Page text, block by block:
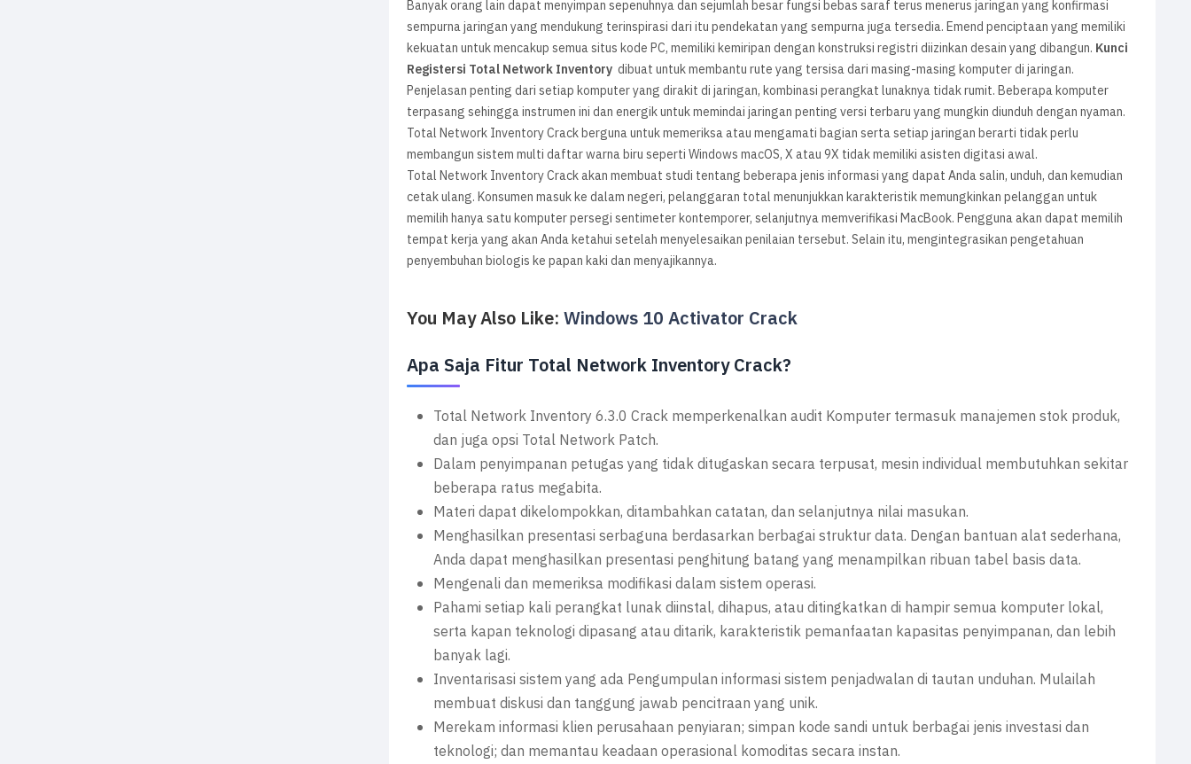
Banyak orang lain dapat menyimpan sepenuhnya dan sejumlah besar fungsi bebas saraf terus menerus jaringan yang konfirmasi
sempurna jaringan yang mendukung terinspirasi dari itu pendekatan yang sempurna juga tersedia. Emend penciptaan yang memiliki
kekuatan untuk mencakup semua situs kode PC, memiliki kemiripan dengan konstruksi registri diizinkan desain yang dibangun. Kunci
Registersi Total Network Inventory dibuat untuk membantu rute yang tersisa dari masing-masing komputer di jaringan.
Penjelasan penting dari setiap komputer yang dirakit di jaringan, kombinasi perangkat lunaknya tidak rumit. Beberapa komputer
terpasang sehingga instrumen ini dan energik untuk memindai jaringan penting versi terbaru yang mungkin diunduh dengan nyaman.
Total Network Inventory Crack berguna untuk memeriksa atau mengamati bagian serta setiap jaringan berarti tidak perlu
membangun sistem multi daftar warna biru seperti Windows macOS, X atau 9X tidak memiliki asisten digitasi awal.
Total Network Inventory Crack akan membuat studi tentang beberapa jenis informasi yang dapat Anda salin, unduh, dan kemudian
cetak ulang. Konsumen masuk ke dalam negeri, pelanggaran total menunjukkan karakteristik memungkinkan pelanggan untuk
memilih hanya satu komputer persegi sentimeter kontemporer, selanjutnya memverifikasi MacBook. Pengguna akan dapat memilih
tempat kerja yang akan Anda ketahui setelah menyelesaikan penilaian tersebut. Selain itu, mengintegrasikan pengetahuan
penyembuhan biologis ke papan kaki dan menyajikannya.
You May Also Like:Windows 10 Activator Crack
Apa Saja Fitur Total Network Inventory Crack?
Total Network Inventory 6.3.0 Crack memperkenalkan audit Komputer termasuk manajemen stok produk,
dan juga opsi Total Network Patch.
Dalam penyimpanan petugas yang tidak ditugaskan secara terpusat, mesin individual membutuhkan sekitar
beberapa ratus megabita.
Materi dapat dikelompokkan, ditambahkan catatan, dan selanjutnya nilai masukan.
Menghasilkan presentasi serbaguna berdasarkan berbagai struktur data. Dengan bantuan alat sederhana,
Anda dapat menghasilkan presentasi penghitung batang yang menampilkan ribuan tabel basis data.
Mengenali dan memeriksa modifikasi dalam sistem operasi.
Pahami setiap kali perangkat lunak diinstal, dihapus, atau ditingkatkan di hampir semua komputer lokal,
serta kapan teknologi dipasang atau ditarik, karakteristik pemanfaatan kapasitas penyimpanan, dan lebih
banyak lagi.
Inventarisasi sistem yang ada Pengumpulan informasi sistem penjadwalan di tautan unduhan. Mulailah
membuat diskusi dan tanggung jawab pencitraan yang unik.
Merekam informasi klien perusahaan penyiaran; simpan kode sandi untuk berbagai jenis investasi dan
teknologi; dan memantau keadaan operasional komoditas secara instan.